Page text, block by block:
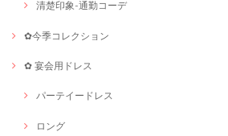
清楚印象-通勤コーデ
✿今季コレクション
✿ 宴会用ドレス
パーテイードレス
ロング